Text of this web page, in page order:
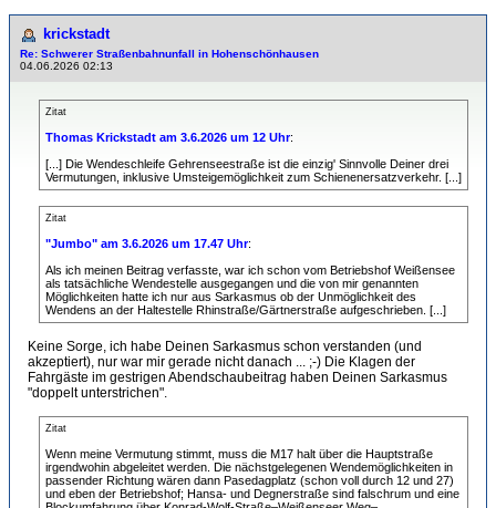
krickstadt
Re: Schwerer Straßenbahnunfall in Hohenschönhausen
04.06.2026 02:13
Zitat
Thomas Krickstadt am 3.6.2026 um 12 Uhr:
[...] Die Wendeschleife Gehrenseestraße ist die einzig' Sinnvolle Deiner drei
Vermutungen, inklusive Umsteigemöglichkeit zum Schienenersatzverkehr. [...]
Zitat
"Jumbo" am 3.6.2026 um 17.47 Uhr:
Als ich meinen Beitrag verfasste, war ich schon vom Betriebshof Weißensee
als tatsächliche Wendestelle ausgegangen und die von mir genannten
Möglichkeiten hatte ich nur aus Sarkasmus ob der Unmöglichkeit des
Wendens an der Haltestelle Rhinstraße/Gärtnerstraße aufgeschrieben. [...]
Keine Sorge, ich habe Deinen Sarkasmus schon verstanden (und
akzeptiert), nur war mir gerade nicht danach ... ;-) Die Klagen der
Fahrgäste im gestrigen Abendschaubeitrag haben Deinen Sarkasmus
"doppelt unterstrichen".
Zitat
Wenn meine Vermutung stimmt, muss die M17 halt über die Hauptstraße
irgendwohin abgeleitet werden. Die nächstgelegenen Wendemöglichkeiten in
passender Richtung wären dann Pasedagplatz (schon voll durch 12 und 27)
und eben der Betriebshof; Hansa- und Degnerstraße sind falschrum und eine